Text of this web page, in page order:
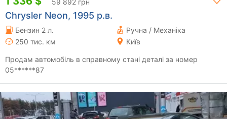
Chrysler Neon, 1995 р.в.
Бензин 2 л.
Ручна / Механіка
250 тис. км
Київ
Продам автомобіль в справному стані деталі за номер
05******87